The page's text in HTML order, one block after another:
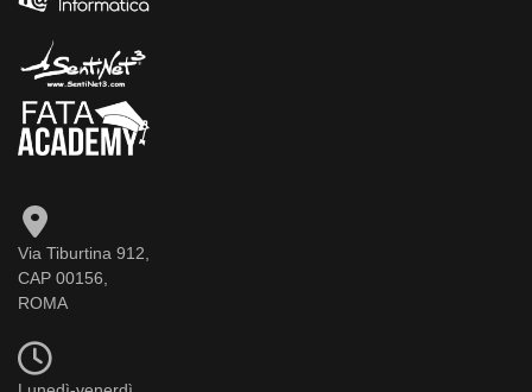
Via Tiburtina 912,
CAP 00156,
ROMA